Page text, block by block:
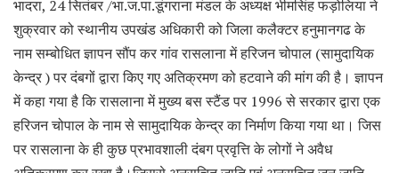
भादरा, 24 सितंबर /भा.ज.पा.डूंगराना मंडल के अध्यक्ष भीमसिंह फड़ोलिया ने
शुक्रवार को स्थानीय उपखंड अधिकारी को जिला कलैक्टर हनुमानगढ के
नाम सम्बोधित ज्ञापन सौंप कर गांव रासलाना में हरिजन चोपाल (सामुदायिक
केन्द्र ) पर दंबगों द्वारा किए गए अतिक्रमण को हटवाने की मांग की है। ज्ञापन
में कहा गया है कि रासलाना में मुख्य बस स्टैंड पर 1996 से सरकार द्वारा एक
हरिजन चोपाल के नाम से सामुदायिक केन्द्र का निर्माण किया गया था। जिस
पर रासलाना के ही कुछ प्रभावशाली दंबग प्रवृत्ति के लोगों ने अवैध